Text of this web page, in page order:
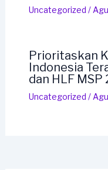
Uncategorized /
Prioritaskan
Indonesia
dan HLF MSP
Uncategorized /